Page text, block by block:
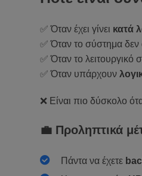
✅ Όταν έχει γίνει κατά
✅ Όταν το σύστημα δεν
✅ Όταν το λειτουργικό
✅ Όταν υπάρχουν
❌ Είναι πιο δύσκολο
💼 Προληπτικά
Πάντα να έχετε